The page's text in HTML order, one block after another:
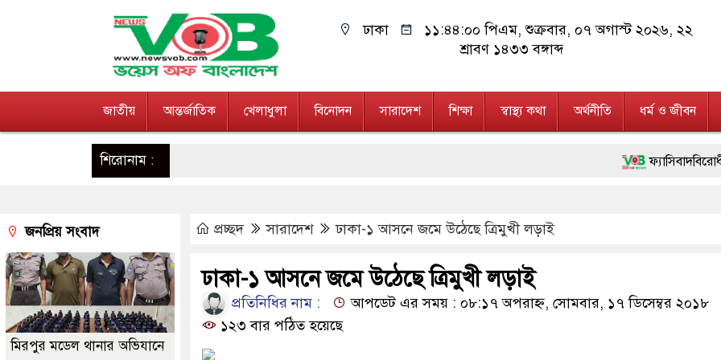
ঢাকা ১১:৪৪:০১ পিএম, শুক্রবার, ০৭ অগাস্ট ২০২৬, ২২
শ্রাবণ ১৪৩৩ বঙ্গাব্দ
জাতীয় আন্তর্জাতিক খেলাধুলা বিনোদন সারাদেশ শিক্ষা স্বাস্থ্য কথা অর্থনীতি ধর্ম ও জীবন
শিরোনাম : ফ্যাসিবাদবিরোধী আন্দোলনে
জনগণ পরিবর্তন চেয়েছে
২৮ লাখ টাকার জাল
নেতৃত্ব ও গণতন্ত্রের মূর্তমান
অবৈধ বিদেশি পিস্তল,
প্রচ্ছদ সারাদেশ ঢাকা-১ আসনে জমে উঠেছে ত্রিমুখী লড়াই
ঢাকা-১ আসনে জমে উঠেছে ত্রিমুখী লড়াই
প্রতিনিধির নাম :
আপডেট এর সময় : ০৮:১৭ অপরাহ্ন, সোমবার, ১৭ ডিসেম্বর ২০১৮
১২৩ বার পঠিত হয়েছে
জনপ্রিয় সংবাদ
মিরপুর মডেল থানার অভিযানে